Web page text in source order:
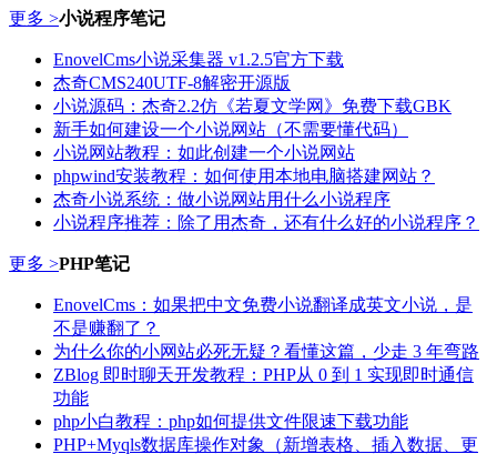
更多 >小说程序笔记
EnovelCms小说采集器 v1.2.5官方下载
杰奇CMS240UTF-8解密开源版
小说源码：杰奇2.2仿《若夏文学网》免费下载GBK
新手如何建设一个小说网站（不需要懂代码）
小说网站教程：如此创建一个小说网站
phpwind安装教程：如何使用本地电脑搭建网站？
杰奇小说系统：做小说网站用什么小说程序
小说程序推荐：除了用杰奇，还有什么好的小说程序？
更多 >PHP笔记
EnovelCms：如果把中文免费小说翻译成英文小说，是
不是赚翻了？
为什么你的小网站必死无疑？看懂这篇，少走 3 年弯路
ZBlog 即时聊天开发教程：PHP从 0 到 1 实现即时通信
功能
php小白教程：php如何提供文件限速下载功能
PHP+Myqls数据库操作对象（新增表格、插入数据、更